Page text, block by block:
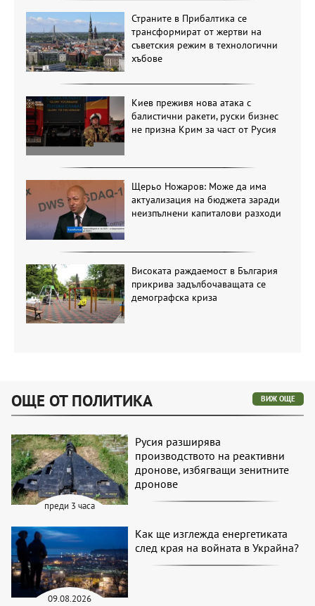
Страните в Прибалтика се
трансформират от жертви на
съветския режим в технологични
хъбове
Киев преживя нова атака с
балистични ракети, руски бизнес
не призна Крим за част от Русия
Щерьо Ножаров: Може да има
актуализация на бюджета заради
неизпълнени капиталови разходи
Високата раждаемост в България
прикрива задълбочаващата се
демографска криза
ОЩЕ ОТ ПОЛИТИКА ВИЖ ОЩЕ
преди 3 часа
Русия разширява
производството на реактивни
дронове, избягващи зенитните
дронове
09.08.2026
Как ще изглежда енергетиката
след края на войната в Украйна?